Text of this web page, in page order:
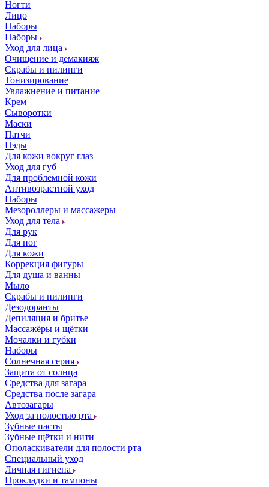
Ногти
Лицо
Наборы
Наборы
Уход для лица
Очищение и демакияж
Скрабы и пилинги
Тонизирование
Увлажнение и питание
Крем
Сыворотки
Маски
Патчи
Пэды
Для кожи вокруг глаз
Уход для губ
Для проблемной кожи
Антивозрастной уход
Наборы
Мезороллеры и массажеры
Уход для тела
Для рук
Для ног
Для кожи
Коррекция фигуры
Для душа и ванны
Мыло
Скрабы и пилинги
Дезодоранты
Депиляция и бритье
Массажёры и щётки
Мочалки и губки
Наборы
Солнечная серия
Защита от солнца
Средства для загара
Средства после загара
Автозагары
Уход за полостью рта
Зубные пасты
Зубные щётки и нити
Ополаскиватели для полости рта
Специальный уход
Личная гигиена
Прокладки и тампоны